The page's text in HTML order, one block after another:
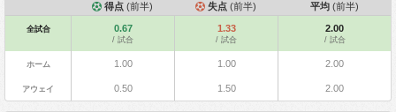
得点 (前半) 失点 (前半) 平均(前半)
全試合 0.67
/ 試合
1.33
/ 試合
2.00
/ 試合
ホーム 1.00 1.00 2.00
アウェイ 0.50 1.50 2.00